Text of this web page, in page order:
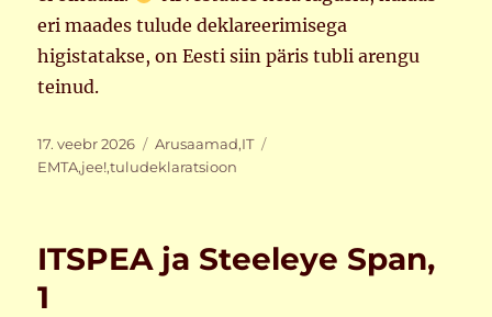
eri maades tulude deklareerimisega
higistatakse, on Eesti siin päris tubli arengu
teinud.
Postitatud
17. veebr 2026 Rubriigid
Arusaamad,IT
EMTA,jee!,tuludeklaratsioon
ITSPEA ja Steeleye Span,
1